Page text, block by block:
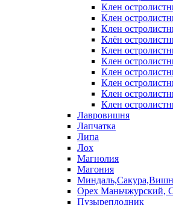
Клен
Клен
Клен
Клён
Клен
Клен
Клен
Клен
Клен
Клен
Лавровишня
Лапчатка
Липа
Лох
Магнолия
Магония
Орех Маньчжурский,
Пузыреплодник